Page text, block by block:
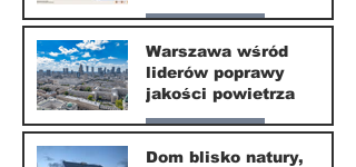
Wilanowie
Nasze miasto
24 mar
Warszawa wśród
liderów poprawy
jakości powietrza
Nasze miasto
Dom blisko natury,